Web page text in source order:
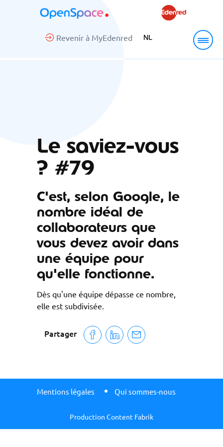
Revenir à MyEdenred NL
Le saviez-vous
? #79
C'est, selon Google, le
nombre idéal de
collaborateurs que
vous devez avoir dans
une équipe pour
qu'elle fonctionne.
Dès qu'une équipe dépasse ce nombre,
elle est subdivisée.
Partager
Mentions légales Qui sommes-nous
Production Content Fabrik